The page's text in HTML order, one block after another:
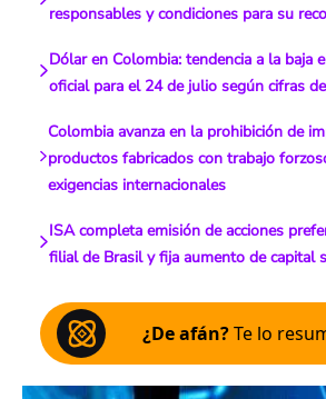
responsables y condiciones para su
Dólar en Colombia: tendencia a la baja
oficial para el 24 de julio según cifras
Colombia avanza en la prohibición de
productos fabricados con trabajo
exigencias internacionales
ISA completa emisión de acciones
filial de Brasil y fija aumento de capital
¿De afán?Te lo